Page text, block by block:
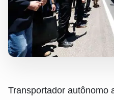
Transportador autônomo